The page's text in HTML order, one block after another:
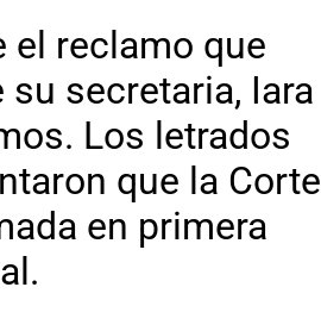
el reclamo que
secretaria, Iara
Los letrados
que la Corte
en primera